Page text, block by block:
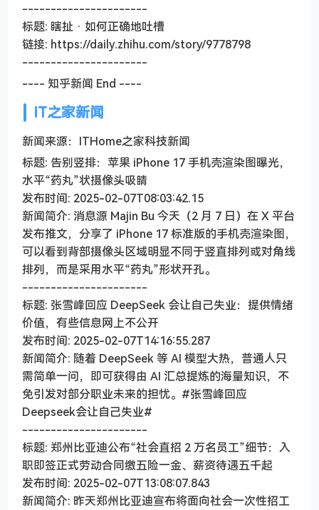
----------------------
标题: 瞎扯 · 如何正确地吐槽
链接: https://daily.zhihu.com/story/9778798
----------------------
---- 知乎新闻 End ----
IT之家新闻
新闻来源：ITHome之家科技新闻
标题: 告别竖排：苹果 iPhone 17 手机壳渲染图曝光，
水平“药丸”状摄像头吸睛
发布时间: 2025-02-07T08:03:42.15
新闻简介: 消息源 Majin Bu 今天（2 月 7 日）在 X 平台
发布推文，分享了 iPhone 17 标准版的手机壳渲染图，
可以看到背部摄像头区域明显不同于竖直排列或对角线
排列，而是采用水平“药丸”形状开孔。
----------------------
标题: 张雪峰回应 DeepSeek 会让自己失业：提供情绪
价值，有些信息网上不公开
发布时间: 2025-02-07T14:16:55.287
新闻简介: 随着 DeepSeek 等 AI 模型大热，普通人只
需简单一问，即可获得由 AI 汇总提炼的海量知识，不
免引发对部分职业未来的担忧。#张雪峰回应
Deepseek会让自己失业#
----------------------
标题: 郑州比亚迪公布“社会直招 2 万名员工”细节：入
职即签正式劳动合同缴五险一金、薪资待遇五千起
发布时间: 2025-02-07T13:08:07.843
新闻简介: 昨天郑州比亚迪宣布将面向社会一次性招工